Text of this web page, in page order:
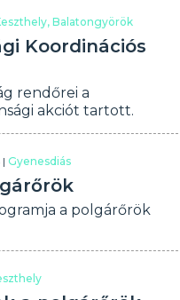
Balatongyörök
Koordinációs
rendőrei a
akciót tartott.
|Gyenesdiás
a polgárőrök